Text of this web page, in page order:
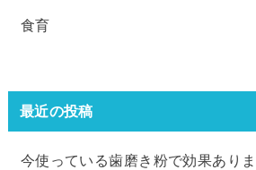
食育
最近の投稿
今使っている歯磨き粉で効果あり